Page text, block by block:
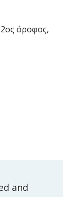
όροφος,
and